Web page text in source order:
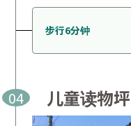
步行6分钟
04 儿童读物坪